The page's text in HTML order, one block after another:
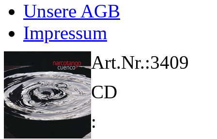
Unsere AGB
Impressum
Art.Nr.:3409
CD
: